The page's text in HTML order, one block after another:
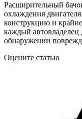
Расширительный
охлаждения
конструкцию и
каждый автовладелец
обнаружении
Оцените статью